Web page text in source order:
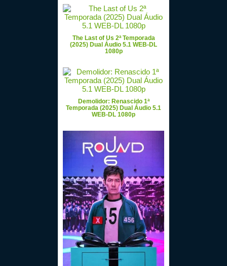
The Last of Us 2ª Temporada
(2025) Dual Áudio 5.1 WEB-DL
1080p
Demolidor: Renascido 1ª
Temporada (2025) Dual Áudio 5.1
WEB-DL 1080p